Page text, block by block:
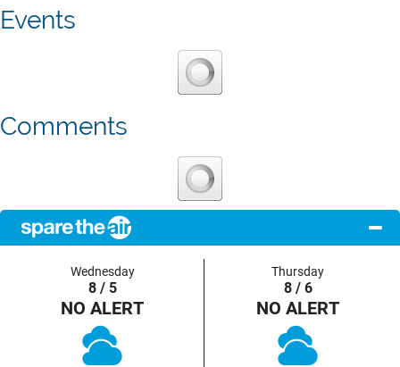
Events
Comments
Wednesday
8 / 5
NO ALERT
Thursday
8 / 6
NO ALERT